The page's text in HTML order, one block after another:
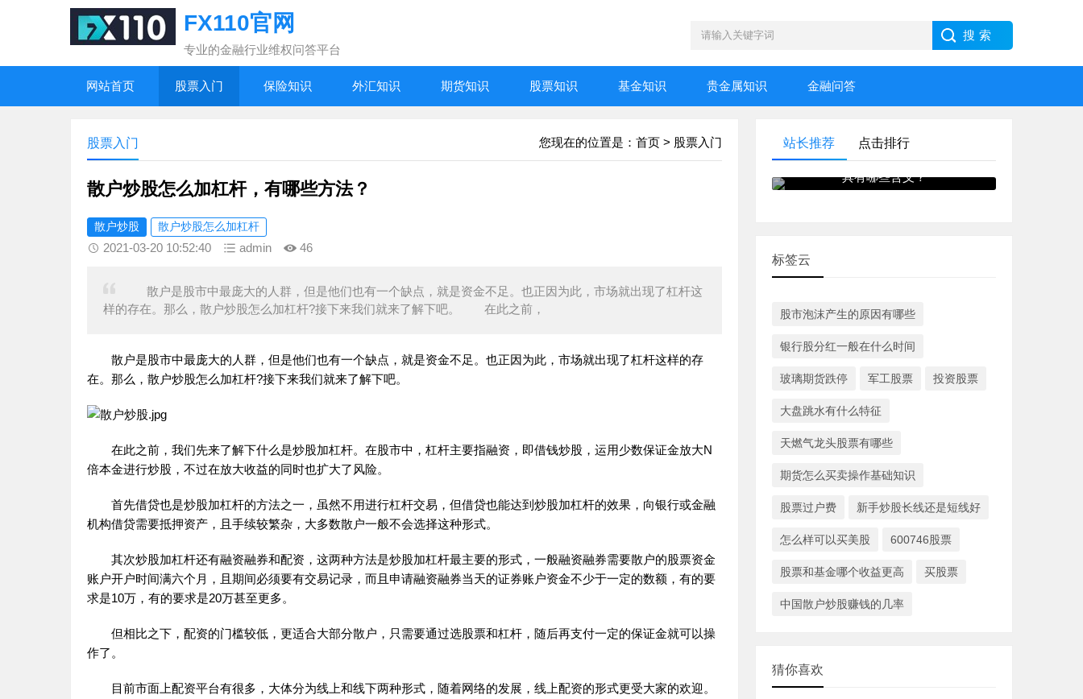
FX110官网
专业的金融行业维权问答平台
网站首页 股票入门 保险知识 外汇知识 期货知识 股票知识 基金知识 贵金属知识 金融问答
您现在的位置是： 首页 > 股票入门
股票入门
散户炒股怎么加杠杆，有哪些方法？
散户炒股 散户炒股怎么加杠杆
2021-03-20 10:52:40 admin 46
散户是股市中最庞大的人群，但是他们也有一个缺点，就是资金不足。也正因为此，市场就出现了杠杆这
样的存在。那么，散户炒股怎么加杠杆?接下来我们就来了解下吧。 在此之前，
散户是股市中最庞大的人群，但是他们也有一个缺点，就是资金不足。也正因为此，市场就出现了杠杆这样的存
在。那么，散户炒股怎么加杠杆?接下来我们就来了解下吧。
在此之前，我们先来了解下什么是炒股加杠杆。在股市中，杠杆主要指融资，即借钱炒股，运用少数保证金放大N
倍本金进行炒股，不过在放大收益的同时也扩大了风险。
首先借贷也是炒股加杠杆的方法之一，虽然不用进行杠杆交易，但借贷也能达到炒股加杠杆的效果，向银行或金融
机构借贷需要抵押资产，且手续较繁杂，大多数散户一般不会选择这种形式。
其次炒股加杠杆还有融资融券和配资，这两种方法是炒股加杠杆最主要的形式，一般融资融券需要散户的股票资金
账户开户时间满六个月，且期间必须要有交易记录，而且申请融资融券当天的证券账户资金不少于一定的数额，有的要
求是10万，有的要求是20万甚至更多。
但相比之下，配资的门槛较低，更适合大部分散户，只需要通过选股票和杠杆，随后再支付一定的保证金就可以操
作了。
目前市面上配资平台有很多，大体分为线上和线下两种形式，随着网络的发展，线上配资的形式更受大家的欢迎。
站长推荐
点击排行
河北宣工股票渐大三连阳走势
具有哪些含义？
标签云
股市泡沫产生的原因有哪些
银行股分红一般在什么时间
玻璃期货跌停 军工股票 投资股票
大盘跳水有什么特征
天燃气龙头股票有哪些
期货怎么买卖操作基础知识
股票过户费 新手炒股长线还是短线好
怎么样可以买美股 600746股票
股票和基金哪个收益更高 买股票
中国散户炒股赚钱的几率
猜你喜欢